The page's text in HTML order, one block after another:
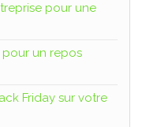
pour une
un repos
Friday sur votre